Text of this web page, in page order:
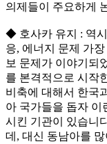
의제들이 주요하게
◆ 호사카 유지 : 역
응, 에너지 문제 가
보 문제가 이야기되
를 본격적으로 시작
비축에 대해서 한국
아 국가들을 돕자 이
시킨 기관이 있습니
데, 대신 동남아를